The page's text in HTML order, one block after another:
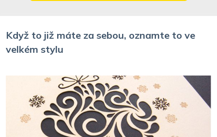
Když to již máte za sebou, oznamte to ve
velkém stylu